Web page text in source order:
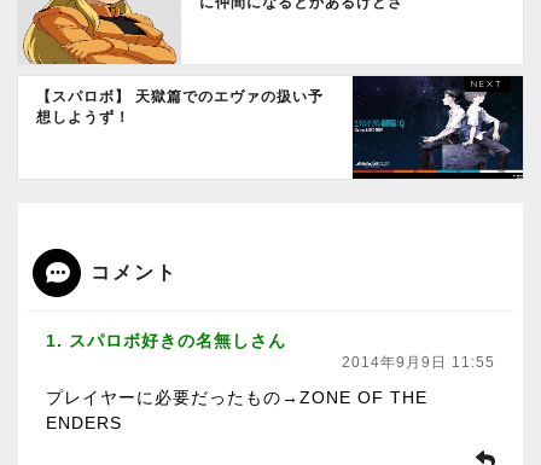
【スパロボ】 天獄篇でのエヴァの扱い予
想しようず！
コメント
1. スパロボ好きの名無しさん
2014年9月9日 11:55
プレイヤーに必要だったもの→ZONE OF THE
ENDERS